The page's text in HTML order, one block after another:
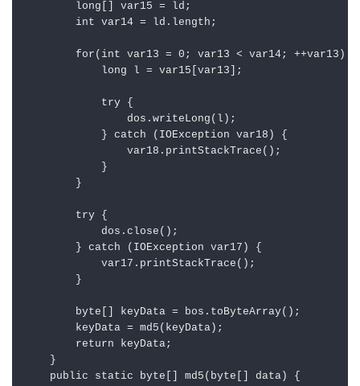
long [] var15 = ld;
int
var14 = ld.length;
for ( int var13 = 0 ; var13 < var14; ++var13) {
long
l = var15[var13];
try {
                dos.writeLong(l);
            }
catch (IOException var18) {
                var18.printStackTrace();
            }
        }
try {
            dos.close();
        }
catch (IOException var17) {
            var17.printStackTrace();
        }
byte [] keyData = bos.toByteArray();
        keyData = md5(keyData);
return keyData;
    }
public
static byte [] md5( byte [] data) {